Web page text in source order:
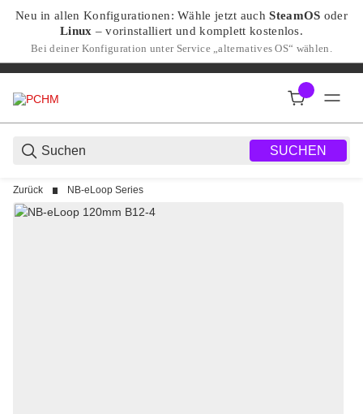
Neu in allen Konfigurationen: Wähle jetzt auchSteamOS oder
Linux – vorinstalliert und komplett kostenlos.
Bei deiner Konfiguration unter Service „alternatives OS“ wählen.
SUCHEN
Zurück NB-eLoop Series